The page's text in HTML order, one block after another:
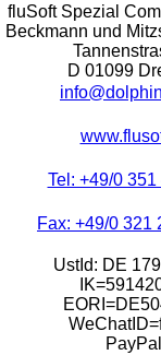
fluSoft Spezial
Beckmann und
D 01099
Tel: +49/0
Fax: +49/0 321
UstId: DE